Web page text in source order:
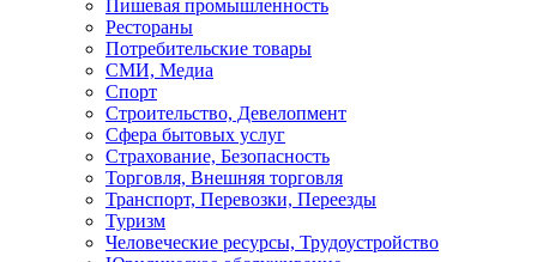
Пишевая промышленность
Рестораны
Потребительские товары
СМИ, Медиа
Спорт
Строительство, Девелопмент
Сфера бытовых услуг
Страхование, Безопасность
Торговля, Внешняя торговля
Транспорт, Перевозки, Переезды
Туризм
Человеческие ресурсы, Трудоустройство